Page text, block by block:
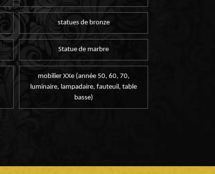
statues de bronze
Statue de marbre
mobilier XXe (année 50, 60, 70,
luminaire, lampadaire, fauteuil, table
basse)